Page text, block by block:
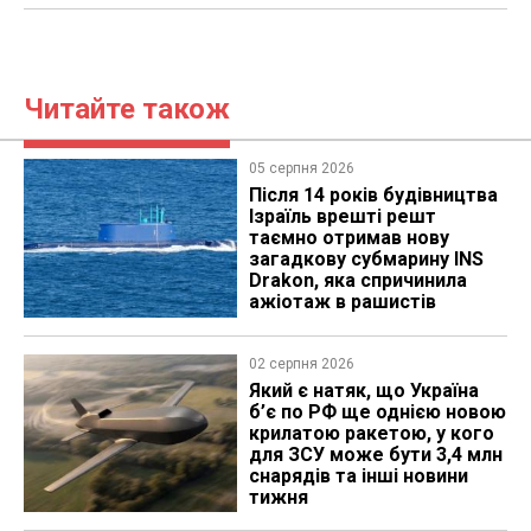
Читайте також
05 серпня 2026
Після 14 років будівництва
Ізраїль врешті решт
таємно отримав нову
загадкову субмарину INS
Drakon, яка спричинила
ажіотаж в рашистів
02 серпня 2026
Який є натяк, що Україна
б’є по РФ ще однією новою
крилатою ракетою, у кого
для ЗСУ може бути 3,4 млн
снарядів та інші новини
тижня